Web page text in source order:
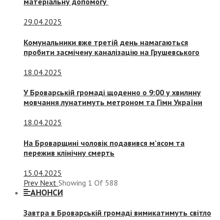
29.04.2025
Комунальники вже третій день намагаються
пробити засмічену каналізацію на Грушевського
18.04.2025
У Броварській громаді щоденно о 9:00 у хвилину
мовчання лунатимуть метроном та Гімн України
18.04.2025
На Броварщині чоловік подавився м’ясом та
пережив клінічну смерть
15.04.2025
Prev Next Showing 1 Of 588
АНОНСИ
Завтра в Броварській громаді вимикатимуть світло